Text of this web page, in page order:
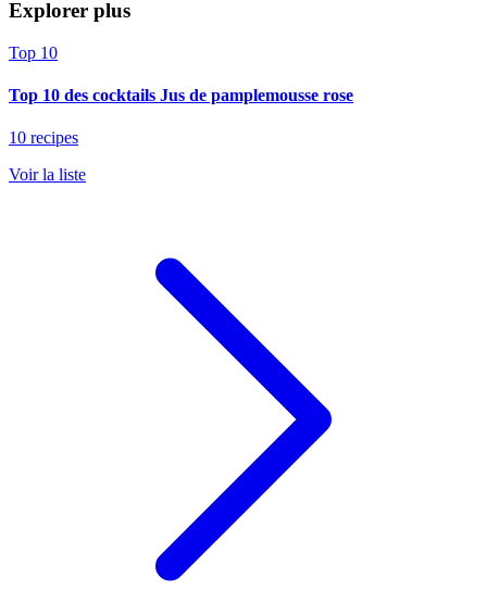
Explorer plus
Top 10
Top 10 des cocktails Jus de pamplemousse rose
10 recipes
Voir la liste